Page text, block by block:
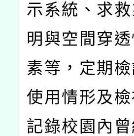
示系統、求
明與空間穿
素等，定期
使用情形及
記錄校園內